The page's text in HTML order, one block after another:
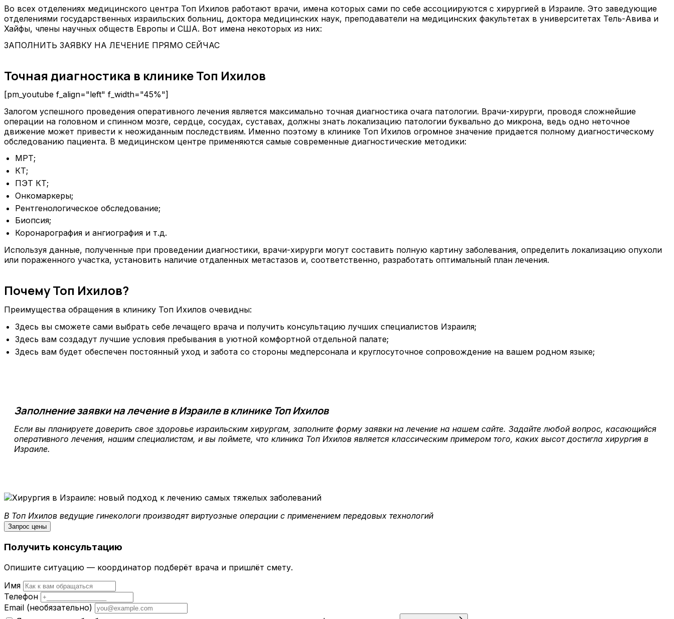
Во всех отделениях медицинского центра Топ Ихилов работают врачи, имена которых сами по себе ассоциируются с хирургией в Израиле. Это заведующие
отделениями государственных израильских больниц, доктора медицинских наук, преподаватели на медицинских факультетах в университетах Тель-Авива и
Хайфы, члены научных обществ Европы и США. Вот имена некоторых из них:
ЗАПОЛНИТЬ ЗАЯВКУ НА ЛЕЧЕНИЕ ПРЯМО СЕЙЧАС
Точная диагностика в клинике Топ Ихилов
[pm_youtube f_align="left" f_width="45%"]
Залогом успешного проведения оперативного лечения является максимально точная диагностика очага патологии. Врачи-хирурги, проводя сложнейшие
операции на головном и спинном мозге, сердце, сосудах, суставах, должны знать локализацию патологии буквально до микрона, ведь одно неточное
движение может привести к неожиданным последствиям. Именно поэтому в клинике Топ Ихилов огромное значение придается полному диагностическому
обследованию пациента. В медицинском центре применяются самые современные диагностические методики:
МРТ;
КТ;
ПЭТ КТ;
Онкомаркеры;
Рентгенологическое обследование;
Биопсия;
Коронарография и ангиография и т.д.
Используя данные, полученные при проведении диагностики, врачи-хирурги могут составить полную картину заболевания, определить локализацию опухоли
или пораженного участка, установить наличие отдаленных метастазов и, соответственно, разработать оптимальный план лечения.
Почему Топ Ихилов?
Преимущества обращения в клинику Топ Ихилов очевидны:
Здесь вы сможете сами выбрать себе лечащего врача и получить консультацию лучших специалистов Израиля;
Здесь вам создадут лучшие условия пребывания в уютной комфортной отдельной палате;
Здесь вам будет обеспечен постоянный уход и забота со стороны медперсонала и круглосуточное сопровождение на вашем родном языке;
Заполнение заявки на лечение в Израиле в клинике Топ Ихилов
Если вы планируете доверить свое здоровье израильским хирургам, заполните форму заявки на лечение на нашем сайте. Задайте любой вопрос, касающийся
оперативного лечения, нашим специалистам, и вы поймете, что клиника Топ Ихилов является классическим примером того, каких высот достигла хирургия в
Израиле.
В Топ Ихилов ведущие гинекологи производят виртуозные операции с применением передовых технологий
Запрос цены
Получить консультацию
Опишите ситуацию — координатор подберёт врача и пришлёт смету.
Имя
Телефон
Email (необязательно)